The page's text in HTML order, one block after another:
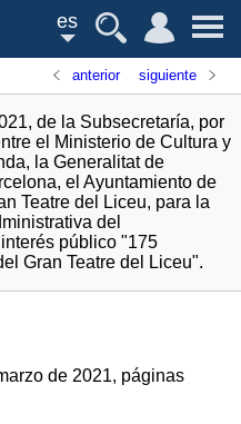
es
anterior siguiente
de la Subsecretaría, por
el Ministerio de Cultura y
la Generalitat de
el Ayuntamiento de
Teatre del Liceu, para la
del
público "175
Gran Teatre del Liceu".
de 2021, páginas